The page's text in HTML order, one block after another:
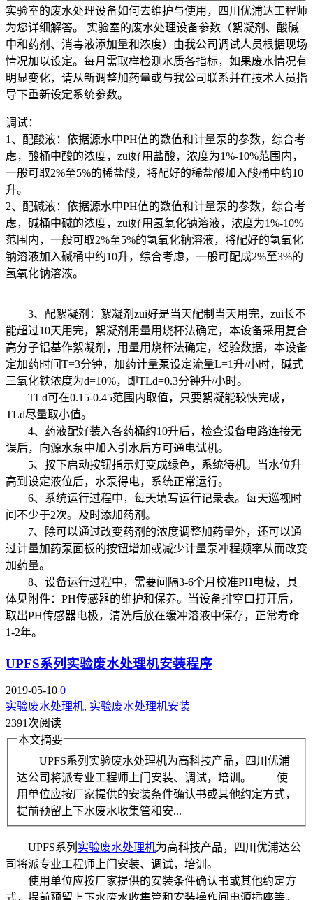
实验室的废水处理设备如何去维护与使用，四川优浦达工程师
为您详细解答。 实验室的废水处理设备参数（絮凝剂、酸碱
中和药剂、消毒液添加量和浓度）由我公司调试人员根据现场
情况加以设定。每月需取样检测水质各指标，如果废水情况有
明显变化，请从新调整加药量或与我公司联系并在技术人员指
导下重新设定系统参数。
调试：
1、配酸液：依据源水中PH值的数值和计量泵的参数，综合考
虑，酸桶中酸的浓度，zui好用盐酸，浓度为1%-10%范围内，
一般可取2%至5%的稀盐酸，将配好的稀盐酸加入酸桶中约10
升。
2、配碱液：依据源水中PH值的数值和计量泵的参数，综合考
虑，碱桶中碱的浓度，zui好用氢氧化钠溶液，浓度为1%-10%
范围内，一般可取2%至5%的氢氧化钠溶液，将配好的氢氧化
钠溶液加入碱桶中约10升，综合考虑，一般可配成2%至3%的
氢氧化钠溶液。
3、配絮凝剂：絮凝剂zui好是当天配制当天用完，zui长不
能超过10天用完，絮凝剂用量用烧杯法确定，本设备采用复合
高分子铝基作絮凝剂，用量用烧杯法确定，经验数据，本设备
定加药时间T=3分钟，加药计量泵设定流量L=1升/小时，碱式
三氧化铁浓度为d=10%，即TLd=0.3分钟升/小时。
TLd可在0.15-0.45范围内取值，只要絮凝能较快完成，
TLd尽量取小值。
4、药液配好装入各药桶约10升后，检查设备电路连接无
误后，向源水泵中加入引水后方可通电试机。
5、按下启动按钮指示灯变成绿色，系统待机。当水位升
高到设定液位后，水泵得电，系统正常运行。
6、系统运行过程中，每天填写运行记录表。每天巡视时
间不少于2次。及时添加药剂。
7、除可以通过改变药剂的浓度调整加药量外，还可以通
过计量加药泵面板的按钮增加或减少计量泵冲程频率从而改变
加药量。
8、设备运行过程中，需要间隔3-6个月校准PH电极，具
体见附件：PH传感器的维护和保养。当设备排空口打开后，
取出PH传感器电极，清洗后放在缓冲溶液中保存，正常寿命
1-2年。
UPFS系列实验废水处理机安装程序
2019-05-10 0
实验废水处理机, 实验废水处理机安装
2391次阅读
本文摘要
UPFS系列实验废水处理机为高科技产品，四川优浦
达公司将派专业工程师上门安装、调试，培训。 使
用单位应按厂家提供的安装条件确认书或其他约定方式，
提前预留上下水废水收集管和安...
UPFS系列 实验废水处理机为高科技产品，四川优浦达公
司将派专业工程师上门安装、调试，培训。
使用单位应按厂家提供的安装条件确认书或其他约定方
式，提前预留上下水废水收集管和安装操作间电源插座等。